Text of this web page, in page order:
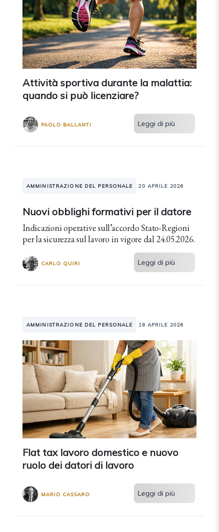
Attività sportiva durante la malattia:
quando si può licenziare?
PAOLO BALLANTI Leggi di più
AMMINISTRAZIONE DEL PERSONALE 20 APRILE 2026
Nuovi obblighi formativi per il datore
Indicazioni operative sull’accordo Stato-Regioni
per la sicurezza sul lavoro in vigore dal 24.05.2026.
CARLO QUIRI Leggi di più
AMMINISTRAZIONE DEL PERSONALE 18 APRILE 2026
Flat tax lavoro domestico e nuovo
ruolo dei datori di lavoro
MARIO CASSARO Leggi di più